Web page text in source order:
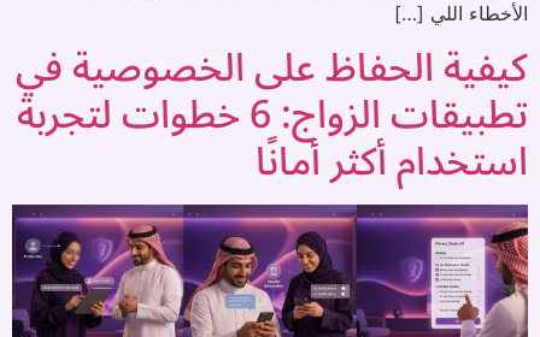
الأخطاء اللي […]
كيفية الحفاظ على الخصوصية في
تطبيقات الزواج: 6 خطوات لتجربة
استخدام أكثر أمانًا